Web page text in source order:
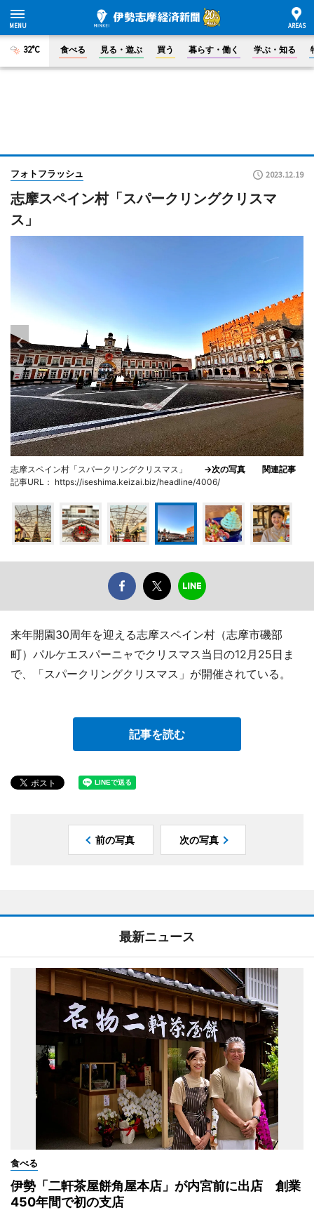
32°C 食べる 見る・遊ぶ 買う 暮らす・働く 学ぶ・知る
フォトフラッシュ 2023.12.19
志摩スペイン村「スパークリングクリスマ
ス」
志摩スペイン村「スパークリングクリスマス」 →次の写真
関連記事
記事URL： https://iseshima.keizai.biz/headline/4006/
来年開園30周年を迎える志摩スペイン村（志摩市磯部
町）パルケエスパーニャでクリスマス当日の12月25日ま
で、「スパークリングクリスマス」が開催されている。
記事を読む
前の写真 次の写真
最新ニュース
食べる
伊勢「二軒茶屋餅角屋本店」が内宮前に出店 創業
450年間で初の支店